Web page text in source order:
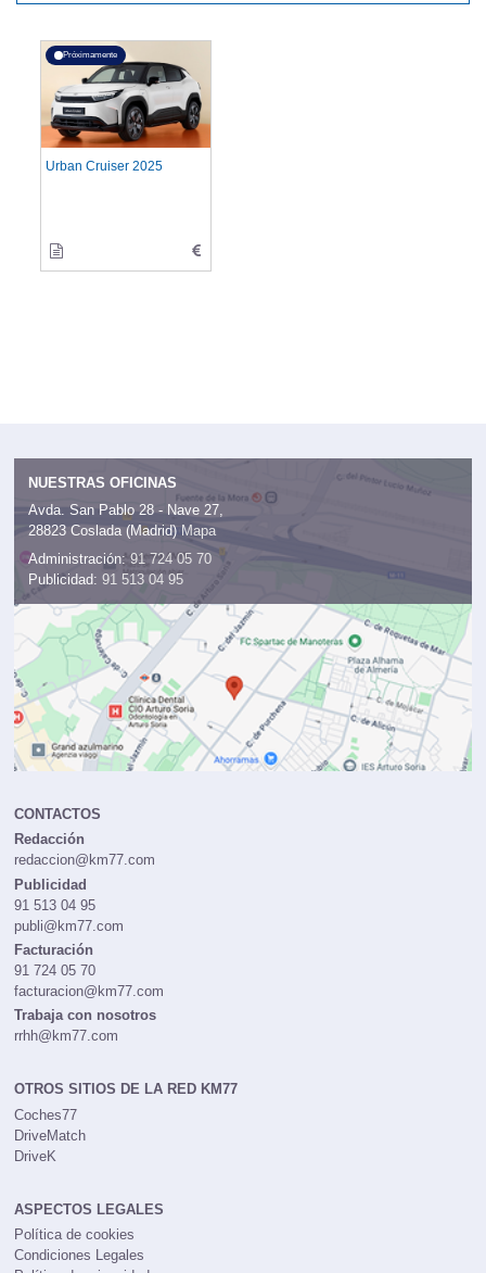
Próximamente
Urban Cruiser 2025
NUESTRAS OFICINAS
Avda. San Pablo 28 - Nave 27,
28823 Coslada (Madrid) Mapa
Administración: 91 724 05 70
Publicidad: 91 513 04 95
CONTACTOS
Redacción
redaccion@km77.com
Publicidad
91 513 04 95
publi@km77.com
Facturación
91 724 05 70
facturacion@km77.com
Trabaja con nosotros
rrhh@km77.com
OTROS SITIOS DE LA RED KM77
Coches77
DriveMatch
DriveK
ASPECTOS LEGALES
Política de cookies
Condiciones Legales